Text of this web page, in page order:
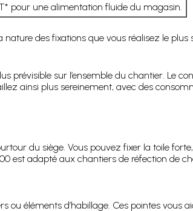
pour une alimentation fluide du magasin.
des fixations que vous réalisez le plus
prévisible sur l’ensemble du chantier. Le
ainsi plus sereinement, avec des
du siège. Vous pouvez fixer la toile
est adapté aux chantiers de réfection de
ou éléments d’habillage. Ces pointes vous